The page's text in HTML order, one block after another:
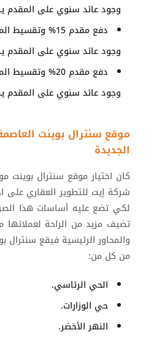
وجود عائد سنوي على المقدم يصل
وجود عائد سنوي على المقدم يصل
وجود عائد سنوي على المقدم يصل
موقع سنترال بوينت العاصمة
الجديدة
كان اختيار موقع سنترال بوينت
شركة إيت للتطوير العقاري على
لكي تضع عليه أساسات هذا
تضيف مزيد من الراحة لعملائها
والمحاور الرئيسية فيقع سنترال
من كل من:
الحي الرئاسي.
حي الوزارات.
النهر الأخضر.